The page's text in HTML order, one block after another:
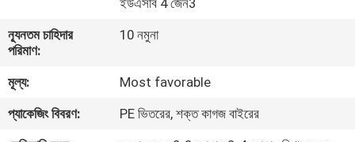
গুণমান
নিয়ন্ত্রণ
আমাদের
ইউএসবি 4 জেন3
ন্যূনতম চাহিদার
পরিমাণ:
10 নমুনা
মূল্য:
Most favorable
প্যাকেজিং বিবরণ:
PE ভিতরের, শক্ত কাগজ বাইরের